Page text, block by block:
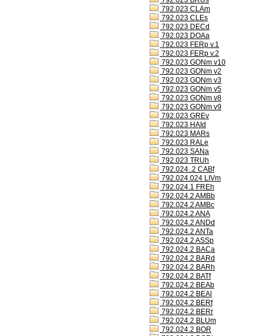
792.023 CLAm
792.023 CLEs
792.023 DECd
792.023 DOAa
792.023 FERp v.1
792.023 FERp v.2
792.023 GONm v10
792.023 GONm v2
792.023 GONm v3
792.023 GONm v5
792.023 GONm v8
792.023 GONm v9
792.023 GREv
792.023 HAId
792.023 MARs
792.023 RALe
792.023 SANa
792.023 TRUh
792.024..2 CABf
792.024.024 LIVm
792.024.1 FREh
792.024.2 AMBb
792.024.2 AMBc
792.024.2 ANA
792.024.2 ANDd
792.024.2 ANTa
792.024.2 ASSp
792.024.2 BACa
792.024.2 BARd
792.024.2 BARh
792.024.2 BATf
792.024.2 BEAb
792.024.2 BEAl
792.024.2 BERf
792.024.2 BERr
792.024.2 BLUm
792.024.2 BOR